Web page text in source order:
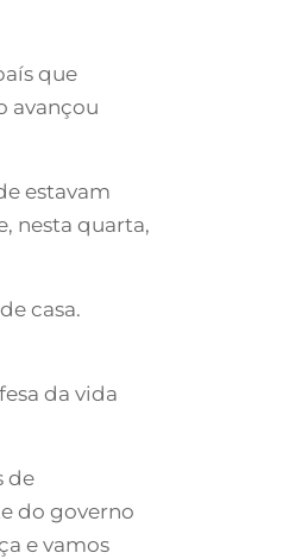
que
avançou
estavam
nesta quarta,
casa.
da vida
de
do governo
e vamos